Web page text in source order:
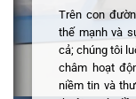
Trên con
thế mạnh và
cả; chúng tôi
châm hoạt
niềm tin và